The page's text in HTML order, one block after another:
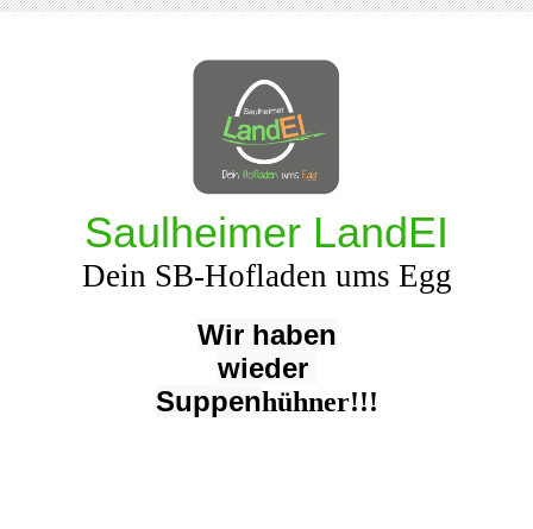
Saulheimer LandEI
Dein SB-Hofladen ums Egg
Wir haben
wieder
Suppenhühner!!!